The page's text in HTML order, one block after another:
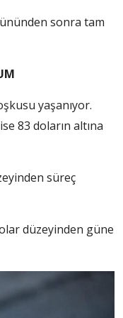
sonra tam
yaşanıyor.
83 doların altına
süreç
düzeyinden güne